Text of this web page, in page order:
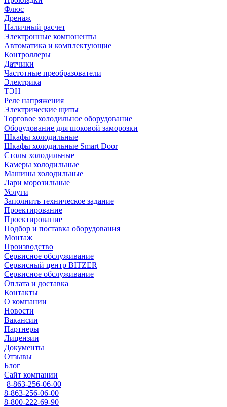
Флюс
Дренаж
Наличный расчет
Электронные компоненты
Автоматика и комплектующие
Контроллеры
Датчики
Частотные преобразователи
Электрика
ТЭН
Реле напряжения
Электрические щиты
Торговое холодильное оборудование
Оборудование для шоковой заморозки
Шкафы холодильные
Шкафы холодильные Smart Door
Столы холодильные
Камеры холодильные
Машины холодильные
Лари морозильные
Услуги
Заполнить техническое задание
Проектирование
Проектирование
Подбор и поставка оборудования
Монтаж
Производство
Сервисное обслуживание
Сервисный центр BITZER
Сервисное обслуживание
Оплата и доставка
Контакты
О компании
Новости
Вакансии
Партнеры
Лицензии
Документы
Отзывы
Блог
Сайт компании
8-863-256-06-00
8-863-256-06-00
8-800-222-69-90